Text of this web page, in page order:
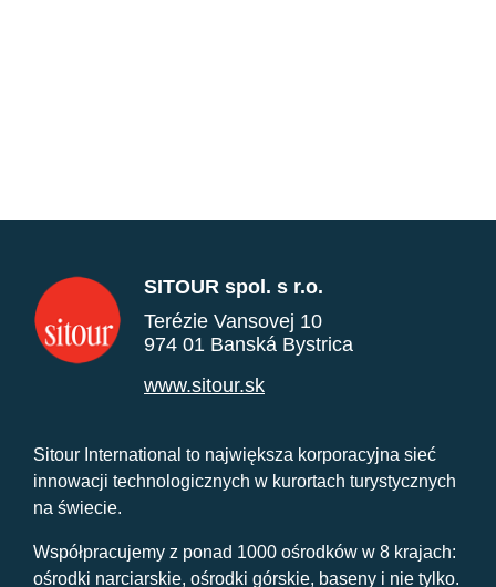
SITOUR spol. s r.o.
Terézie Vansovej 10
974 01 Banská Bystrica
www.sitour.sk
Sitour International to największa korporacyjna sieć
innowacji technologicznych w kurortach turystycznych
na świecie.
Współpracujemy z ponad 1000 ośrodków w 8 krajach:
ośrodki narciarskie, ośrodki górskie, baseny i nie tylko.